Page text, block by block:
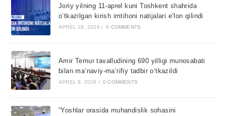
Joriy yilning 11-aprel kuni Toshkent shahrida
o’tkazilgan kirish imtihoni natijalari e’lon qilindi
APREL 28, 2026 / 0 COMMENTS
Amir Temur tavalludining 690 yilligi munosabati
bilan ma’naviy-ma’rifiy tadbir o‘tkazildi
APREL 9, 2026 / 0 COMMENTS
“Yoshlar orasida muhandislik sohasini